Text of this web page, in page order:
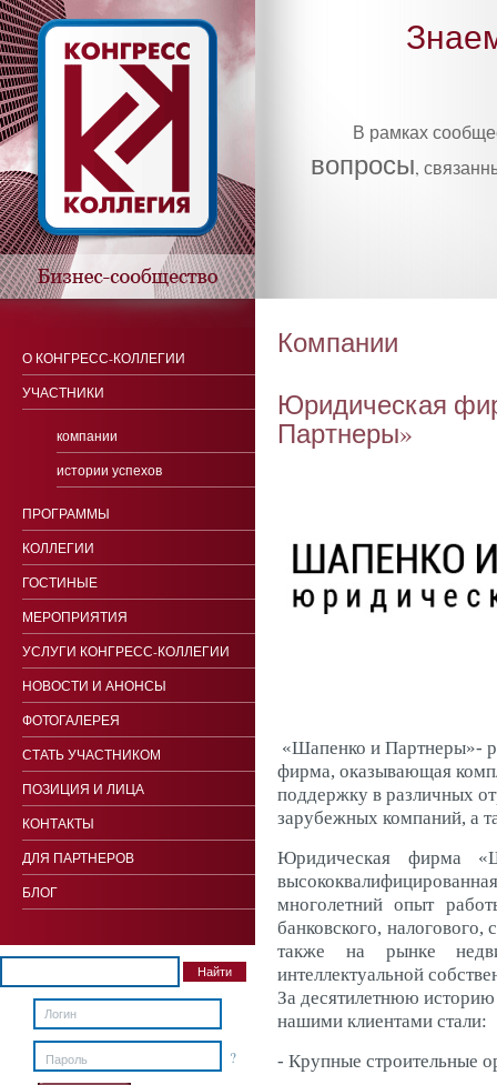
В рамках
вопросы,
Компании
Юри­дичес­кая
Пар­тне­ры»
«Шапенко и Партнеры»-
фирма, оказывающая
поддержку в различных
зарубежных компаний, а
Юридическая фирма
многолетний опыт
банковского, налогового,
также на рынке
интеллектуальной
За десятилетнюю
нашими клиентами стали:
- Крупные строительные
О КОНГРЕСС-КОЛЛЕГИИ
УЧАСТНИКИ
компании
истории успехов
ПРОГРАММЫ
КОЛЛЕГИИ
ГОСТИНЫЕ
МЕРОПРИЯТИЯ
УСЛУГИ КОНГРЕСС-КОЛЛЕГИИ
НОВОСТИ И АНОНСЫ
ФОТОГАЛЕРЕЯ
СТАТЬ УЧАСТНИКОМ
ПОЗИЦИЯ И ЛИЦА
КОНТАКТЫ
ДЛЯ ПАРТНЕРОВ
БЛОГ
?
Пароль